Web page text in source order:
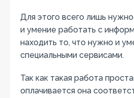
Для этого всего лишь
и умение работать с
находить то, что нужно и
специальными сервисами.
Так как такая работа
оплачивается она